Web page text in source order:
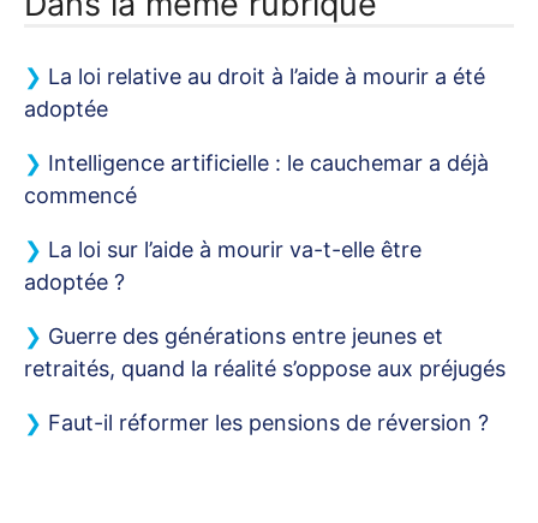
La loi relative au droit à l’aide à mourir a été
adoptée
Intelligence artificielle : le cauchemar a déjà
commencé
La loi sur l’aide à mourir va-t-elle être
adoptée ?
Guerre des générations entre jeunes et
retraités, quand la réalité s’oppose aux préjugés
Faut-il réformer les pensions de réversion ?